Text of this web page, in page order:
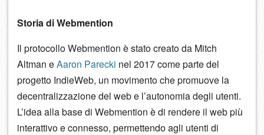
Storia di Webmention
Il protocollo Webmention è stato creato da Mitch
Altman eAaron Parecki nel 2017 come parte del
progetto IndieWeb, un movimento che promuove la
decentralizzazione del web e l’autonomia degli utenti.
L’idea alla base di Webmention è di rendere il web più
interattivo e connesso, permettendo agli utenti di